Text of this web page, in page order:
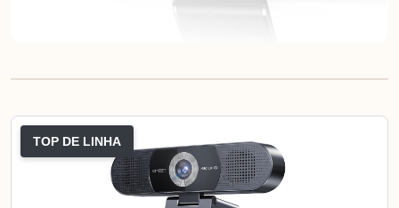
TOP DE LINHA